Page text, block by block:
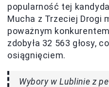
popularność tej
Mucha z Trzeciej Drogi
poważnym
zdobyła 32 563 głosy,
osiągnięciem.
Wybory w Lublinie z